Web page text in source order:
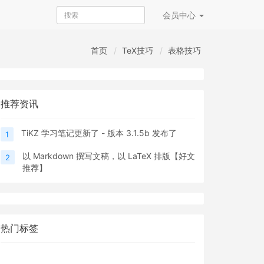
会员中心
首页 TeX技巧 表格技巧
推荐资讯
1 TiKZ 学习笔记更新了 - 版本 3.1.5b 发布了
2
以 Markdown 撰写文稿，以 LaTeX 排版【好文
推荐】
热门标签